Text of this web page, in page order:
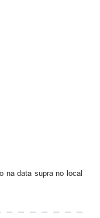
na data supra no local